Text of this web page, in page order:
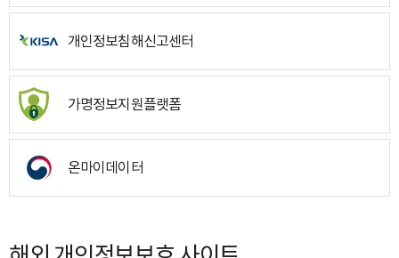
개인정보침해신고센터
가명정보지원플랫폼
온마이데이터